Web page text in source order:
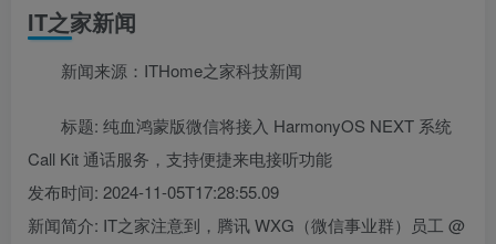
IT之家新闻
新闻来源：ITHome之家科技新闻
标题: 纯血鸿蒙版微信将接入 HarmonyOS NEXT 系统
Call Kit 通话服务，支持便捷来电接听功能
发布时间: 2024-11-05T17:28:55.09
新闻简介: IT之家注意到，腾讯 WXG（微信事业群）员工 @